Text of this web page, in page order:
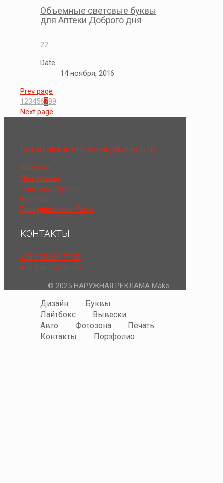
Объемные световые буквы
для Аптеки Доброго дня
22
Date
14 ноября, 2016
Prev page
1 23456789
Next page
ПОЛИТИКА КОНФИДЕНЦИАЛЬНОСТИ
Вывески
Лайтбоксы
Световые буквы
Баннера
Брендирование Авто
КОНТАКТЫ
+38 095 668 79 50
+38 096 951 39 65
© 2025 НАРУЖНАЯ РЕКЛАМА Make
Дизайн
Буквы
Лайтбокс
Вывески
Авто
Фотозона
Печать
Контакты
Портфолио